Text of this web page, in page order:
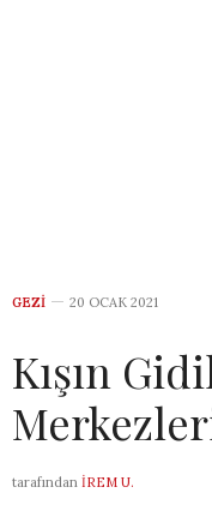
GEZI 20 OCAK 2021
Kışın
tarafından İREM U.